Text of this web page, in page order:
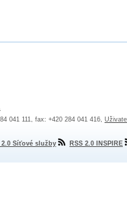
041 111, fax: +420 284 041 416,
2.0 Síťové služby RSS 2.0 INSPIRE